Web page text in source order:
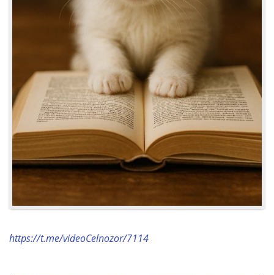
https://t.me/videoCelnozor/7114